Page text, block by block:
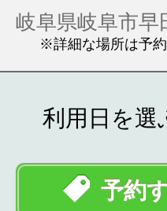
岐阜県岐阜市早
※詳細な場所は予約
利用日を選
予約